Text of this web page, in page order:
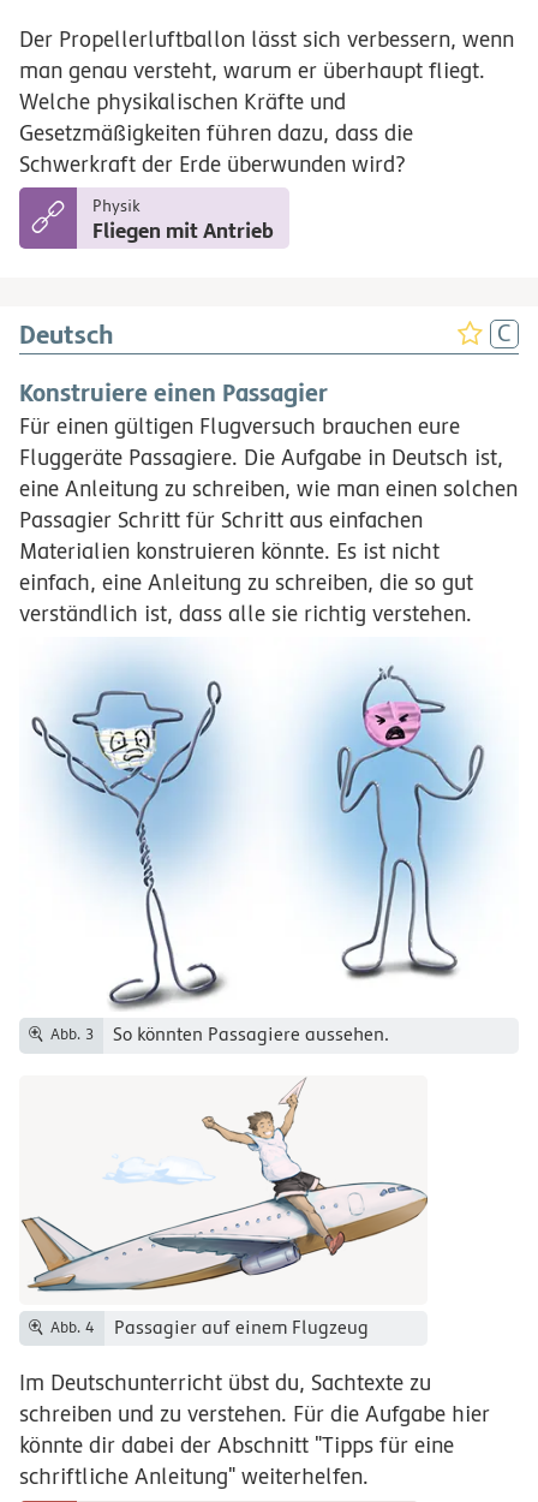
Der Propellerluftballon lässt sich verbessern, wenn
man genau versteht, warum er überhaupt fliegt.
Welche physikalischen Kräfte und
Gesetzmäßigkeiten führen dazu, dass die
Schwerkraft der Erde überwunden wird?
Physik
Fliegen mit Antrieb
Deutsch
Konstruiere einen Passagier
Für einen gültigen Flugversuch brauchen eure
Fluggeräte Passagiere. Die Aufgabe in Deutsch ist,
eine Anleitung zu schreiben, wie man einen solchen
Passagier Schritt für Schritt aus einfachen
Materialien konstruieren könnte. Es ist nicht
einfach, eine Anleitung zu schreiben, die so gut
verständlich ist, dass alle sie richtig verstehen.
Abb. 3 So könnten Passagiere aussehen.
Abb. 4 Passagier auf einem Flugzeug
Im Deutschunterricht übst du, Sachtexte zu
schreiben und zu verstehen. Für die Aufgabe hier
könnte dir dabei der Abschnitt "Tipps für eine
schriftliche Anleitung" weiterhelfen.